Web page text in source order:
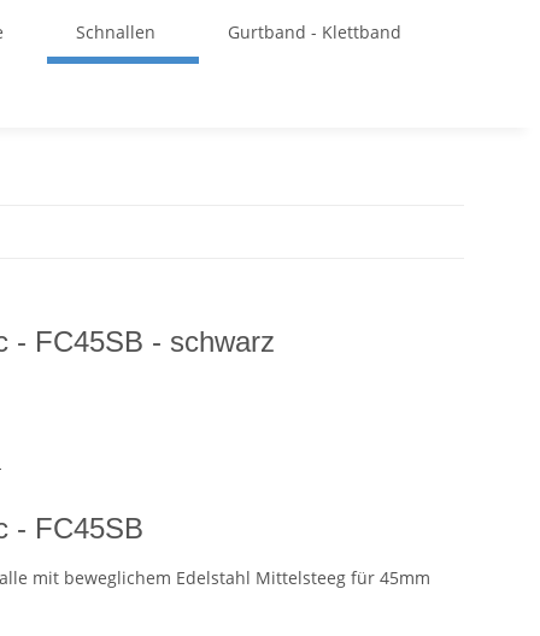
Schnallen Gurtband - Klettband
- FC45SB - schwarz
- FC45SB
mit beweglichem Edelstahl Mittelsteeg für 45mm